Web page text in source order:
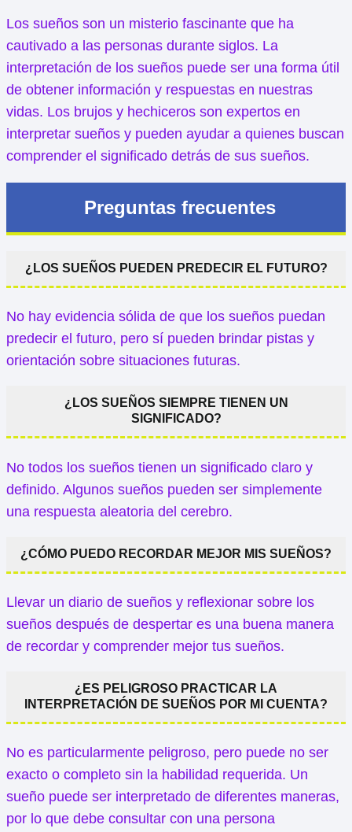
Los sueños son un misterio fascinante que ha
cautivado a las personas durante siglos. La
interpretación de los sueños puede ser una forma útil
de obtener información y respuestas en nuestras
vidas. Los brujos y hechiceros son expertos en
interpretar sueños y pueden ayudar a quienes buscan
comprender el significado detrás de sus sueños.
Preguntas frecuentes
¿LOS SUEÑOS PUEDEN PREDECIR EL FUTURO?
No hay evidencia sólida de que los sueños puedan
predecir el futuro, pero sí pueden brindar pistas y
orientación sobre situaciones futuras.
¿LOS SUEÑOS SIEMPRE TIENEN UN
SIGNIFICADO?
No todos los sueños tienen un significado claro y
definido. Algunos sueños pueden ser simplemente
una respuesta aleatoria del cerebro.
¿CÓMO PUEDO RECORDAR MEJOR MIS SUEÑOS?
Llevar un diario de sueños y reflexionar sobre los
sueños después de despertar es una buena manera
de recordar y comprender mejor tus sueños.
¿ES PELIGROSO PRACTICAR LA
INTERPRETACIÓN DE SUEÑOS POR MI CUENTA?
No es particularmente peligroso, pero puede no ser
exacto o completo sin la habilidad requerida. Un
sueño puede ser interpretado de diferentes maneras,
por lo que debe consultar con una persona